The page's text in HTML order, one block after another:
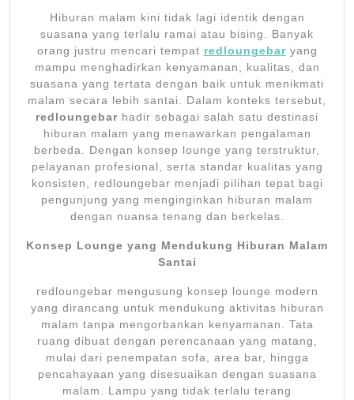
Hiburan malam kini tidak lagi identik dengan
suasana yang terlalu ramai atau bising. Banyak
orang justru mencari tempat redloungebaryang
mampu menghadirkan kenyamanan, kualitas, dan
suasana yang tertata dengan baik untuk menikmati
malam secara lebih santai. Dalam konteks tersebut,
redloungebar hadir sebagai salah satu destinasi
hiburan malam yang menawarkan pengalaman
berbeda. Dengan konsep lounge yang terstruktur,
pelayanan profesional, serta standar kualitas yang
konsisten, redloungebar menjadi pilihan tepat bagi
pengunjung yang menginginkan hiburan malam
dengan nuansa tenang dan berkelas.
Konsep Lounge yang Mendukung Hiburan Malam
Santai
redloungebar mengusung konsep lounge modern
yang dirancang untuk mendukung aktivitas hiburan
malam tanpa mengorbankan kenyamanan. Tata
ruang dibuat dengan perencanaan yang matang,
mulai dari penempatan sofa, area bar, hingga
pencahayaan yang disesuaikan dengan suasana
malam. Lampu yang tidak terlalu terang